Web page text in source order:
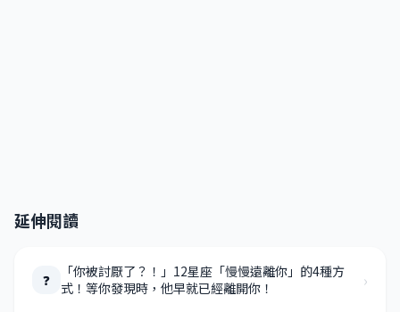
延伸閱讀
❓
「你被討厭了？！」12星座「慢慢遠離你」的4種方
式！等你發現時，他早就已經離開你！
›